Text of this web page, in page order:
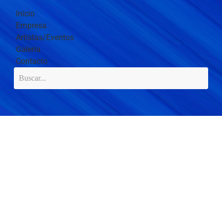
Inicio
Empresa
Artistas/Eventos
Galería
Contacto